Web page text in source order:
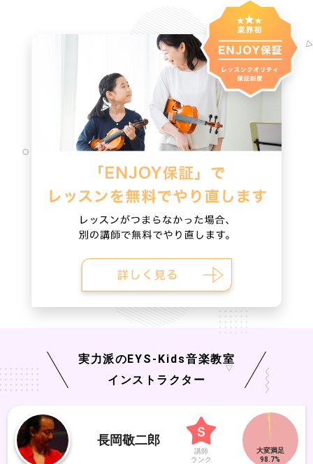
実力派のEYS-Kids音楽教室
インストラクター
長岡敬二郎
講師
ランク